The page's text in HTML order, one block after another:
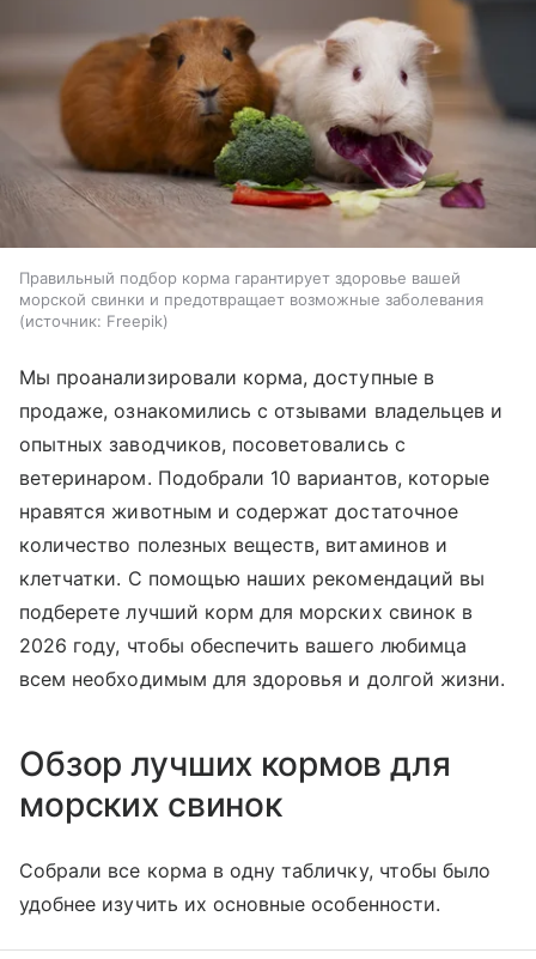
Правильный подбор корма гарантирует здоровье вашей
морской свинки и предотвращает возможные заболевания
источник: Freepik
Мы проанализировали корма, доступные в
продаже, ознакомились с отзывами владельцев и
опытных заводчиков, посоветовались с
ветеринаром. Подобрали 10 вариантов, которые
нравятся животным и содержат достаточное
количество полезных веществ, витаминов и
клетчатки. С помощью наших рекомендаций вы
подберете лучший корм для морских свинок в
2026 году, чтобы обеспечить вашего любимца
всем необходимым для здоровья и долгой жизни.
Обзор лучших кормов для
морских свинок
Собрали все корма в одну табличку, чтобы было
удобнее изучить их основные особенности.